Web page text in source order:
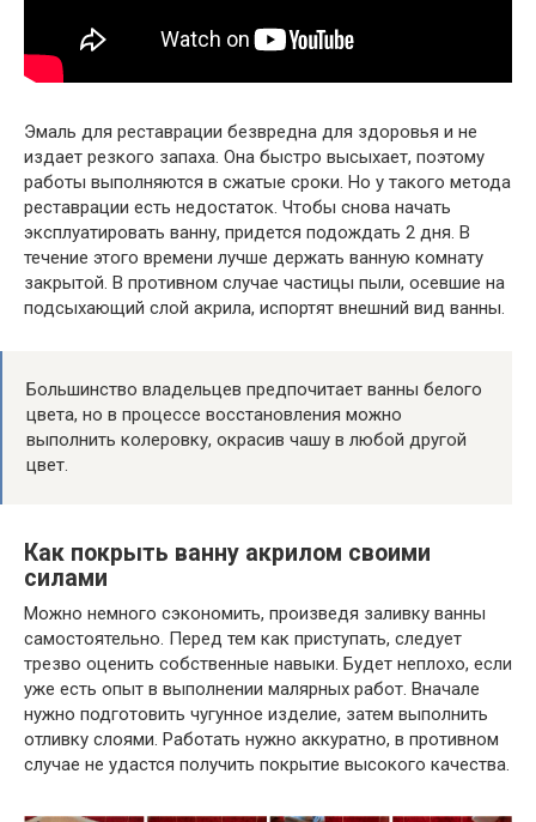
Эмаль для реставрации безвредна для здоровья и не
издает резкого запаха. Она быстро высыхает, поэтому
работы выполняются в сжатые сроки. Но у такого метода
реставрации есть недостаток. Чтобы снова начать
эксплуатировать ванну, придется подождать 2 дня. В
течение этого времени лучше держать ванную комнату
закрытой. В противном случае частицы пыли, осевшие на
подсыхающий слой акрила, испортят внешний вид ванны.
Большинство владельцев предпочитает ванны белого
цвета, но в процессе восстановления можно
выполнить колеровку, окрасив чашу в любой другой
цвет.
Как покрыть ванну акрилом своими
силами
Можно немного сэкономить, произведя заливку ванны
самостоятельно. Перед тем как приступать, следует
трезво оценить собственные навыки. Будет неплохо, если
уже есть опыт в выполнении малярных работ. Вначале
нужно подготовить чугунное изделие, затем выполнить
отливку слоями. Работать нужно аккуратно, в противном
случае не удастся получить покрытие высокого качества.